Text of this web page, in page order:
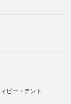
ピー・テント